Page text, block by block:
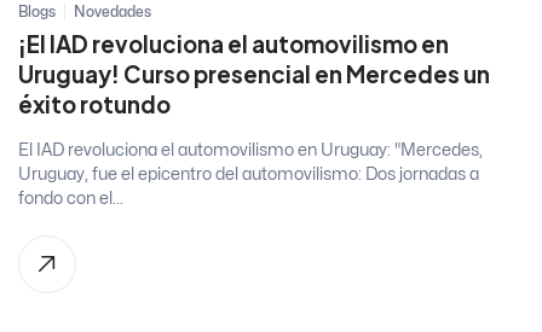
Blogs Novedades
¡El IAD revoluciona el automovilismo en
Uruguay! Curso presencial en Mercedes un
éxito rotundo
El IAD revoluciona el automovilismo en Uruguay: "Mercedes,
Uruguay, fue el epicentro del automovilismo: Dos jornadas a
fondo con el...